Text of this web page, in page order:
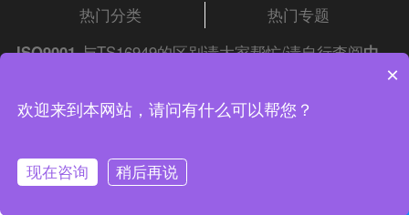
哪些就业方向相关iso体系认证知识，详情
可查看下方正文！
热门分类
热门专题
ISO9001 与TS16949的区别请大家帮忙/请自行查阅中
中证集团体系认证 版权所有 Copyright © 2022
渝公网安备 50010502003954号
联系我们
×
欢迎来到本网站，请问有什么可以帮您？
现在咨询 稍后再说